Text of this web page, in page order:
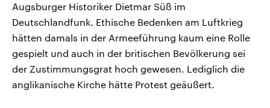
Augsburger Historiker Dietmar Süß im
Deutschlandfunk. Ethische Bedenken am Luftkrieg
hätten damals in der Armeeführung kaum eine Rolle
gespielt und auch in der britischen Bevölkerung sei
der Zustimmungsgrat hoch gewesen. Lediglich die
anglikanische Kirche hätte Protest geäußert.